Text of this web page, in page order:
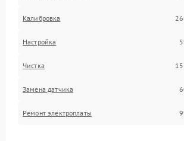
Калибровка
Настройка
Чистка
Замена датчика
Ремонт электроплаты